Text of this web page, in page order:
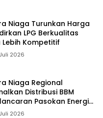
Niaga Turunkan Harga
LPG Berkualitas
Kompetitif
2026
Niaga Regional
Distribusi BBM
Pasokan Energi
Sulawesi
2026